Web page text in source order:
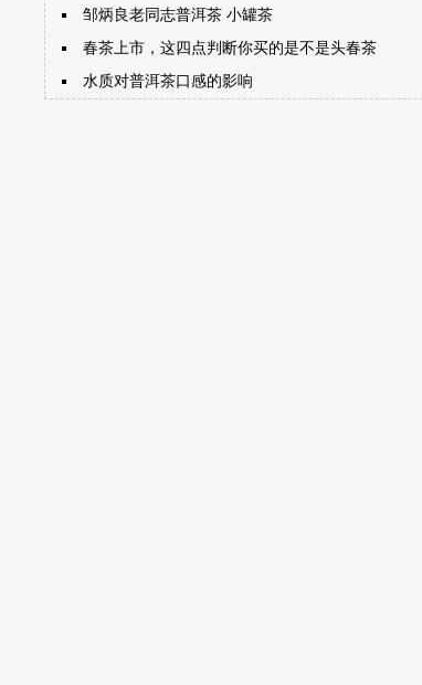
邹炳良老同志普洱茶 小罐茶
春茶上市，这四点判断你买的是不是头春茶
水质对普洱茶口感的影响